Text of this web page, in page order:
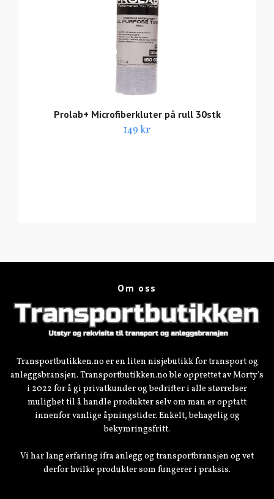
Prolab+ Microfiberkluter på rull 30stk
149 kr
Om oss
Transportbutikken.no er en liten nisjebutikk for transport og
anleggsbransjen. Transportbutikken.no ble opprettet av Morty's
i 2022 for å gi privatkunder og bedrifter i alle størrelser
mulighet til å handle produkter selv om man er opptatt
innenfor vanlige åpningstider. Enkelt, behagelig og
bekymringsfritt.
Vi har lang erfaring ifra anlegg og transportbransjen og vet
derfor hvilke produkter som fungerer i praksis.